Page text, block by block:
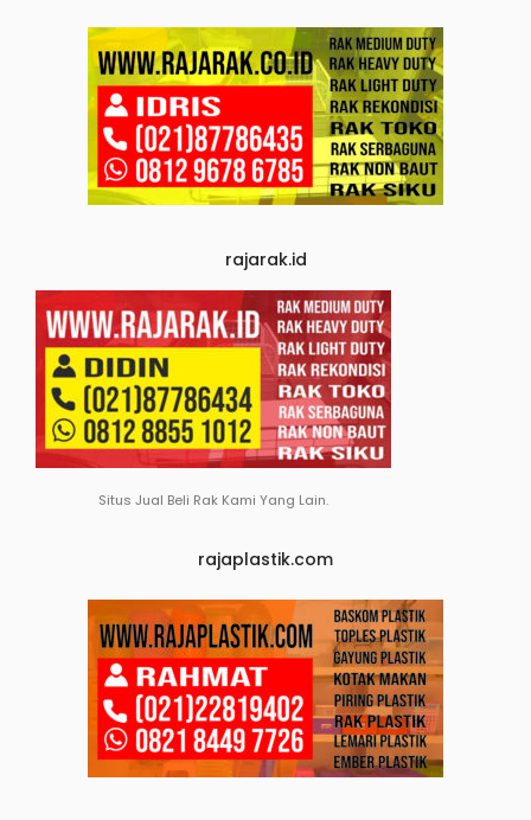
rajarak.id
Situs Jual Beli Rak Kami Yang Lain.
rajaplastik.com